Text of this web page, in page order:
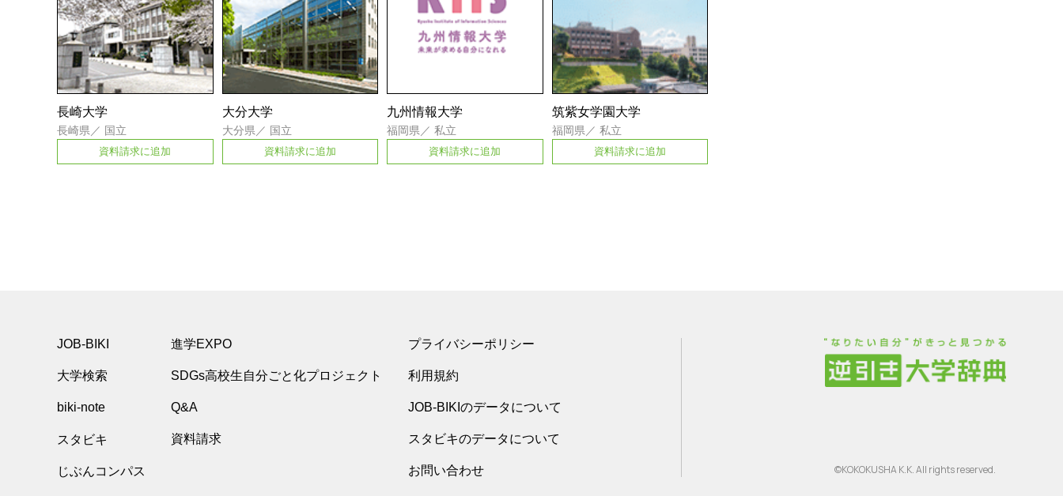
長崎大学
長崎県 ／ 国立
資料請求に追加
大分大学
大分県 ／ 国立
資料請求に追加
九州情報大学
福岡県 ／私立
資料請求に追加
筑紫女学園大学
福岡県 ／ 私立
資料請求に追加
JOB-BIKI
大学検索
biki-note
スタビキ
じぶんコンパス
進学EXPO
SDGs高校生自分ごと化プロジェクト
Q&A
資料請求
プライバシーポリシー
利用規約
JOB-BIKIのデータについて
スタビキのデータについて
お問い合わせ ©KOKOKUSHA K.K. All rights reserved.